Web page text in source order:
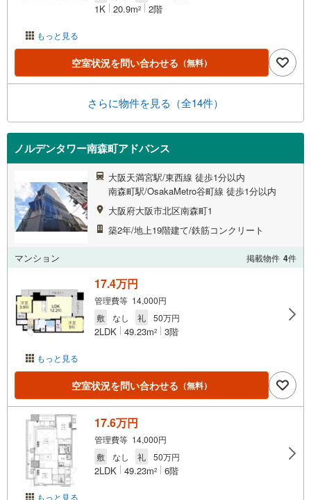
もっと見る
1K 20.9m2 2階
空室状況を問い合わせる （無料）
さらに物件を見る（全14件）
ノルデンタワー南森町アドバンス
大阪天満宮駅/東西線 徒歩1分以内
南森町駅/OsakaMetro谷町線 徒歩1分以内
大阪府大阪市北区南森町1
築2年/地上19階建て/鉄筋コンクリート
マンション 掲載物件 4件
もっと見る
17.4万円
管理費等 14,000円
敷
なし 礼 50万円
2LDK 49.23m2 3階
空室状況を問い合わせる （無料）
もっと見る
17.6万円
管理費等 14,000円
敷
なし 礼 50万円
2LDK 49.23m2 6階